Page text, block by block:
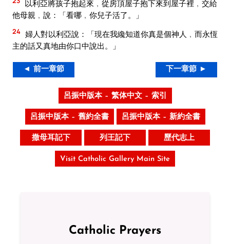
以利亞將孩子抱起來﹐從房頂屋子抱下來到屋子裡﹐交給
他母親﹐說：「看哪﹐你兒子活了。」
24 婦人對以利亞說：「現在我纔知道你真是個神人﹐而永恆
主的話又真地由你口中說出。」
◄ 前一章節 下一章節 ►
呂振中版本 – 繁体中文 – 索引
呂振中版本 – 舊約全書 呂振中版本 – 新約全書
撒母耳記下 列王記下 歷代志上
Visit Catholic Gallery Main Site
Catholic Prayers